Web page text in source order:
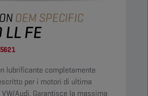
OEM SPECIFIC
FE
lubrificante completamente
per i motori di ultima
VW/Audi. Garantisce la massima